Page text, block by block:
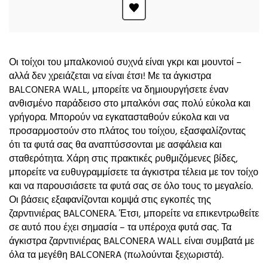
Οι τοίχοι του μπαλκονιού συχνά είναι γκρι και μουντοί –
αλλά δεν χρειάζεται να είναι έτσι! Με τα άγκιστρα
BALCONERA WALL, μπορείτε να δημιουργήσετε έναν
ανθισμένο παράδεισο στο μπαλκόνι σας πολύ εύκολα και
γρήγορα. Μπορούν να εγκατασταθούν εύκολα και να
προσαρμοστούν στο πλάτος του τοίχου, εξασφαλίζοντας
ότι τα φυτά σας θα αναπτύσσονται με ασφάλεια και
σταθερότητα. Χάρη στις πρακτικές ρυθμιζόμενες βίδες,
μπορείτε να ευθυγραμμίσετε τα άγκιστρα τέλεια με τον τοίχο
και να παρουσιάσετε τα φυτά σας σε όλο τους το μεγαλείο.
Οι βάσεις εξαφανίζονται κομψά στις εγκοπές της
ζαρντινιέρας BALCONERA. Έτσι, μπορείτε να επικεντρωθείτε
σε αυτό που έχει σημασία – τα υπέροχα φυτά σας. Τα
άγκιστρα ζαρντινιέρας BALCONERA WALL είναι συμβατά με
όλα τα μεγέθη BALCONERA (πωλούνται ξεχωριστά).